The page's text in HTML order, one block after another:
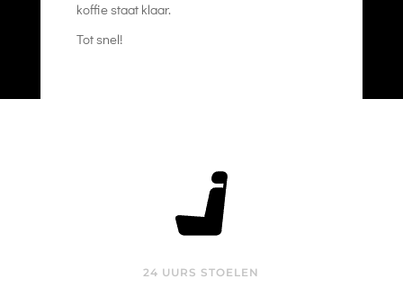
koffie staat klaar.
Tot snel!
24 UURS STOELEN